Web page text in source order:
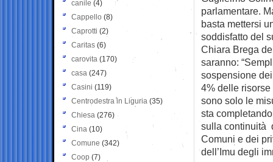
parlamentare.
basta mettersi
soddisfatto del
Chiara Brega
saranno:
sospensione
4% delle
sono solo le
sta
sulla continuità
Comuni e dei
dell’Imu degli
canile (4)
Cappello (8)
Caprotti (2)
Caritas (6)
carovita (170)
casa (247)
Casini (119)
Centrodestra in Liguria (35)
Chiesa (276)
Cina (10)
Comune (342)
Coop (7)